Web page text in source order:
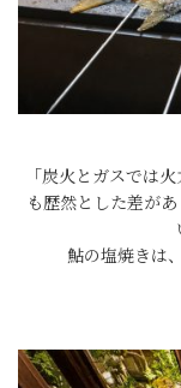
「炭火とガスでは
も歴然とした差が
鮎の塩焼きは